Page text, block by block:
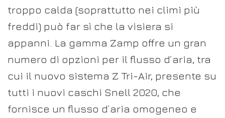
troppo calda (soprattutto nei climi più
freddi) può far sì che la visiera si
appanni. La gamma Zamp offre un gran
numero di opzioni per il flusso d’aria, tra
cui il nuovo sistema Z Tri-Air, presente su
tutti i nuovi caschi Snell 2020, che
fornisce un flusso d’aria omogeneo e